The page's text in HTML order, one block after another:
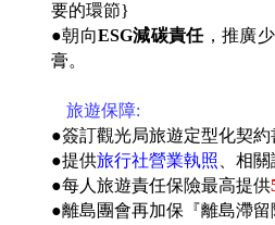
要的環節}
●朝向ESG減碳責任，推廣
膏。
旅遊保障:
●簽訂觀光局旅遊定型化契約
●提供旅行社營業執照 、相
●每人旅遊責任保險最高提供
●離島團會再加保『離島滯